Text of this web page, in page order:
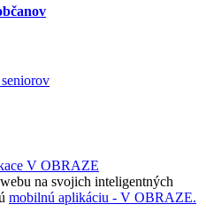
na svojich inteligentných
mobilnú aplikáciu - V OBRAZE.